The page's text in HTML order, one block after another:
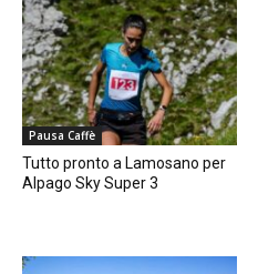
Pausa Caffè
Tutto pronto a Lamosano per
Alpago Sky Super 3